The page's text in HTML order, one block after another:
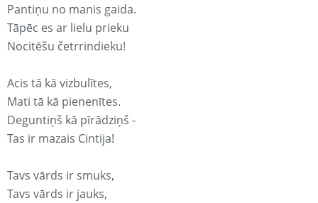
Pantiņu no manis gaida.
Tāpēc es ar lielu prieku
Nocitēšu četrrindieku!
Acis tā kā vizbulītes,
Mati tā kā pienenītes.
Deguntiņš kā pīrādziņš -
Tas ir mazais Cintija!
Tavs vārds ir smuks,
Tavs vārds ir jauks,